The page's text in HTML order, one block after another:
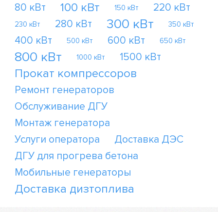
80 кВт 100 кВт 150 кВт 220 кВт
230 кВт 280 кВт 300 кВт 350 кВт
400 кВт 500 кВт 600 кВт 650 кВт
800 кВт 1000 кВт 1500 кВт
Прокат компрессоров
Ремонт генераторов
Обслуживание ДГУ
Монтаж генератора
Услуги оператора
Доставка ДЭС
ДГУ для прогрева бетона
Мобильные генераторы
Доставка дизтоплива